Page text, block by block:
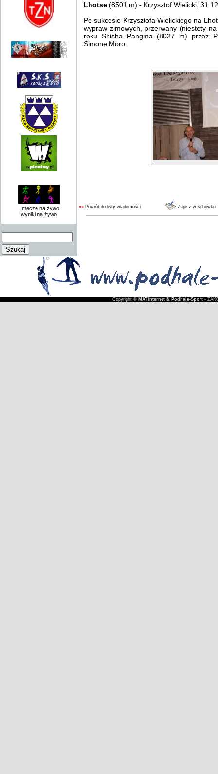
mecze na żywo
wyniki na żywo
Lhotse (8501 m) - Krzysztof Wielicki,
Po sukcesie Krzysztofa Wielickiego na
wypraw zimowych, przerwany (niestety
roku Shisha Pangma (8027 m) przez
Simone Moro.
«« Powrót do listy wiadomości Zapisz w schowku
Copyright © MATinternet & Podhale-Sport-